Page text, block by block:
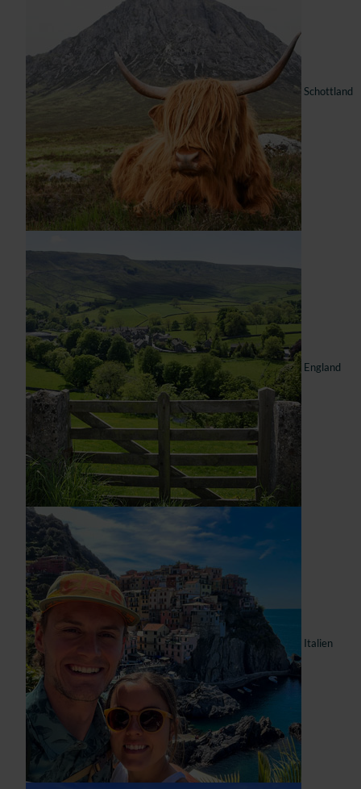
Schottland
England
Italien